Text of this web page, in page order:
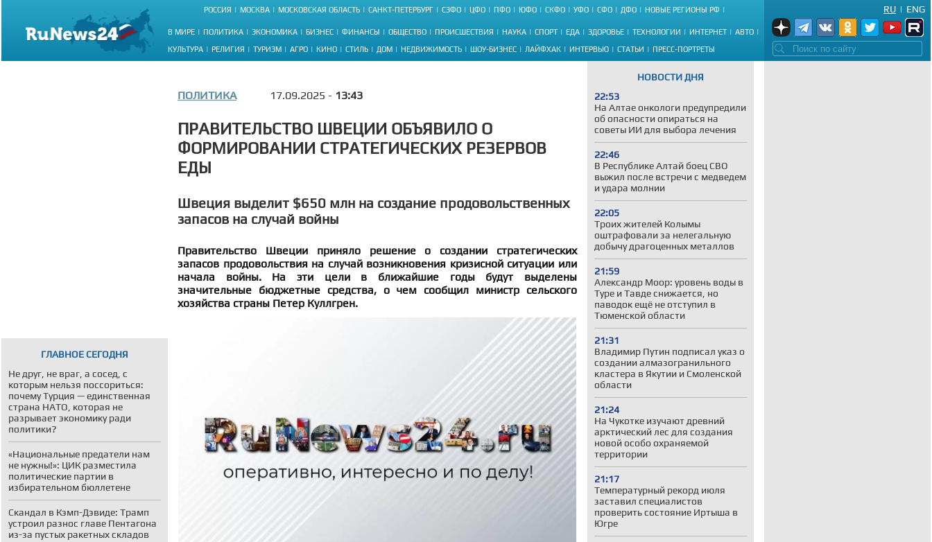
РОССИЯ МОСКВА МОСКОВСКАЯ ОБЛАСТЬ САНКТ-ПЕТЕРБУРГ СЗФО ЦФО ПФО ЮФО СКФО УФО СФО ДФО НОВЫЕ РЕГИОНЫ РФ
В МИРЕ ПОЛИТИКА ЭКОНОМИКА БИЗНЕС ФИНАНСЫ ОБЩЕСТВО ПРОИСШЕСТВИЯ НАУКА СПОРТ ЕДА ЗДОРОВЬЕ ТЕХНОЛОГИИ ИНТЕРНЕТ АВТО
КУЛЬТУРА РЕЛИГИЯ ТУРИЗМ АГРО КИНО СТИЛЬ ДОМ НЕДВИЖИМОСТЬ ШОУ-БИЗНЕС ЛАЙФХАК ИНТЕРВЬЮ СТАТЬИ ПРЕСС-ПОРТРЕТЫ
ENG
|
RU
ГЛАВНОЕ СЕГОДНЯ
Не друг, не враг, а сосед, с
которым нельзя поссориться:
почему Турция — единственная
страна НАТО, которая не
разрывает экономику ради
политики?
«Национальные предатели нам
не нужны!»: ЦИК разместила
политические партии в
избирательном бюллетене
Скандал в Кэмп-Дэвиде: Трамп
устроил разнос главе Пентагона
из-за пустых ракетных складов
НОВОСТИ ДНЯ
22:53
На Алтае онкологи предупредили
об опасности опираться на
советы ИИ для выбора лечения
22:46
В Республике Алтай боец СВО
выжил после встречи с медведем
и удара молнии
22:05
Троих жителей Колымы
оштрафовали за нелегальную
добычу драгоценных металлов
21:59
Александр Моор: уровень воды в
Туре и Тавде снижается, но
паводок ещё не отступил в
Тюменской области
21:31
Владимир Путин подписал указ о
создании алмазогранильного
кластера в Якутии и Смоленской
области
21:24
На Чукотке изучают древний
арктический лес для создания
новой особо охраняемой
территории
21:17
Температурный рекорд июля
заставил специалистов
проверить состояние Иртыша в
Югре
ПОЛИТИКА 17.09.2025 - 13:43
ПРАВИТЕЛЬСТВО ШВЕЦИИ ОБЪЯВИЛО О
ФОРМИРОВАНИИ СТРАТЕГИЧЕСКИХ РЕЗЕРВОВ
ЕДЫ
Швеция выделит $650 млн на создание продовольственных
запасов на случай войны
Правительство Швеции приняло решение о создании стратегических
запасов продовольствия на случай возникновения кризисной ситуации или
начала войны. На эти цели в ближайшие годы будут выделены
значительные бюджетные средства, о чем сообщил министр сельского
хозяйства страны Петер Куллгрен.